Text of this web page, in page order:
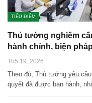
TIÊU ĐIỂM
Thủ tướng nghiêm
hành chính, biện
Th5 19, 2026
Theo đó, Thủ tướng yêu
quyết đã được ban hành,